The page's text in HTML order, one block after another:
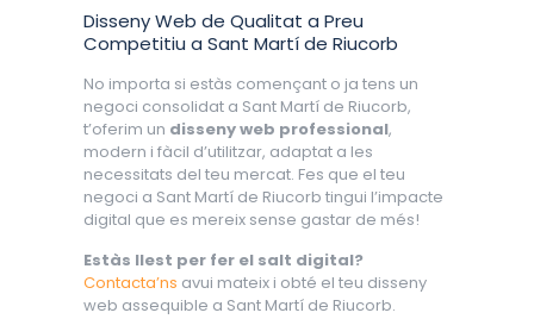
Disseny Web de Qualitat a Preu
Competitiu a Sant Martí de Riucorb
No importa si estàs començant o ja tens un
negoci consolidat a Sant Martí de Riucorb,
t’oferim un disseny web professional,
modern i fàcil d’utilitzar, adaptat a les
necessitats del teu mercat. Fes que el teu
negoci a Sant Martí de Riucorb tingui l’impacte
digital que es mereix sense gastar de més!
Estàs llest per fer el salt digital?
Contacta’ns avui mateix i obté el teu disseny
web assequible a Sant Martí de Riucorb.